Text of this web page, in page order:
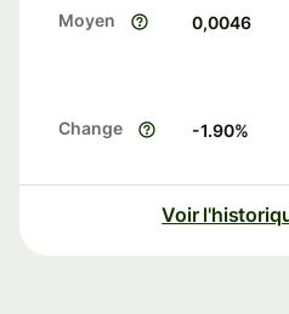
Moyen 0,0046
Change -1.90%
Voir